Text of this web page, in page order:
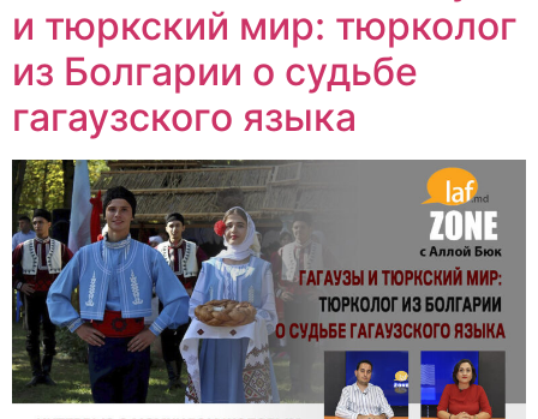
и тюркский мир: тюрколог
из Болгарии о судьбе
гагаузского языка